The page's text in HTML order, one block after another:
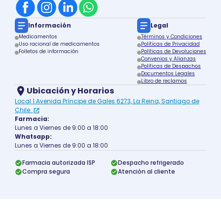
Información
Medicamentos
Uso racional de medicamentos
Folletos de información
Legal
Términos y Condiciones
Políticas de Privacidad
Políticas de Devoluciones
Convenios y Alianzas
Políticas de Despachos
Documentos Legales
Libro de reclamos
Ubicación y Horarios
Local 1 Avenida Príncipe de Gales 6273, La Reina, Santiago de
Chile.
Farmacia:
Lunes a Viernes de 9:00 a 18:00
Whatsapp:
Lunes a Viernes de 9:00 a 18:00
Farmacia autorizada ISP
Despacho refrigerado
Compra segura
Atención al cliente